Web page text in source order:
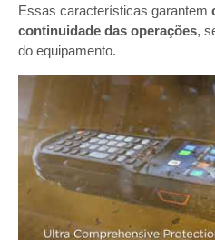
Essas características garantem
continuidade das operações,
do equipamento.